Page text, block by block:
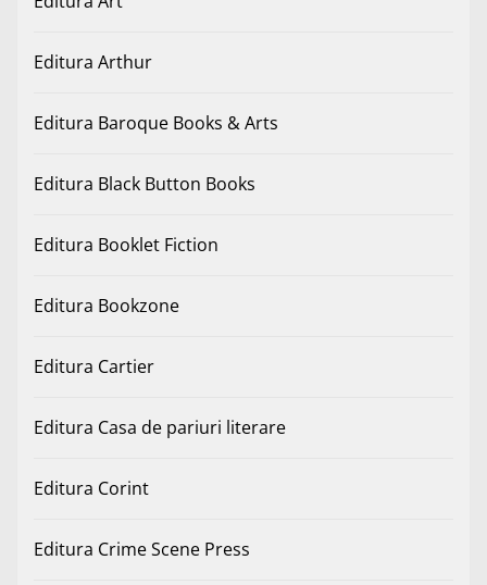
Editura Arthur
Editura Baroque Books & Arts
Editura Black Button Books
Editura Booklet Fiction
Editura Bookzone
Editura Cartier
Editura Casa de pariuri literare
Editura Corint
Editura Crime Scene Press